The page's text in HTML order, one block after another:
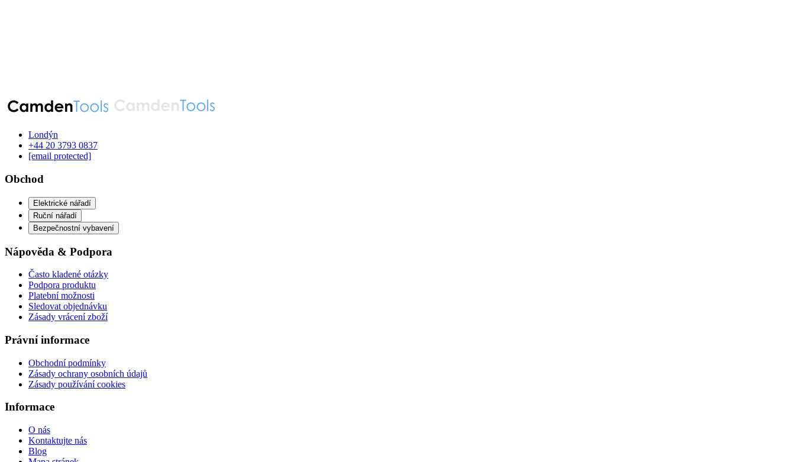
Londýn
‪+44 20 3793 0837‬
[email protected]
Obchod
Elektrické nářadí
Ruční nářadí
Bezpečnostní vybavení
Nápověda & Podpora
Často kladené otázky
Podpora produktu
Platební možnosti
Sledovat objednávku
Zásady vrácení zboží
Právní informace
Obchodní podmínky
Zásady ochrany osobních údajů
Zásady používání cookies
Informace
O nás
Kontaktujte nás
Blog